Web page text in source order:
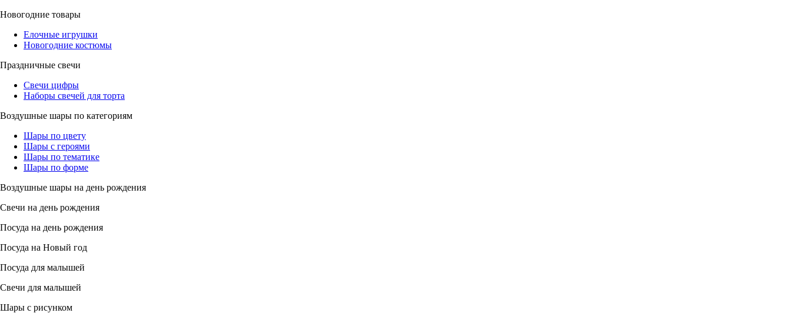
Новогодние товары
Елочные игрушки
Новогодние костюмы
Праздничные свечи
Свечи цифры
Наборы свечей для торта
Воздушные шары по категориям
Шары по цвету
Шары с героями
Шары по тематике
Шары по форме
Воздушные шары на день рождения
Свечи на день рождения
Посуда на день рождения
Посуда на Новый год
Посуда для малышей
Свечи для малышей
Шары с рисунком